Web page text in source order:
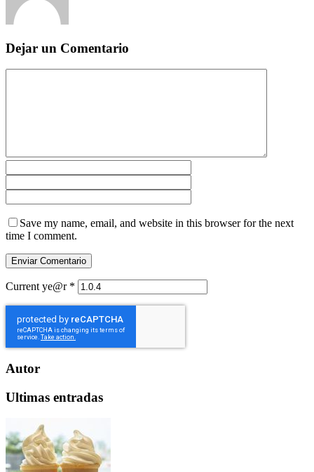
Dejar un Comentario
Save my name, email, and website in this browser for the next
time I comment.
Current ye@r *
Autor
Ultimas entradas